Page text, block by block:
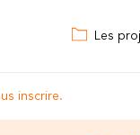
Les
inscrire.